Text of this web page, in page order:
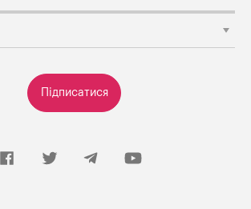
Підписатися